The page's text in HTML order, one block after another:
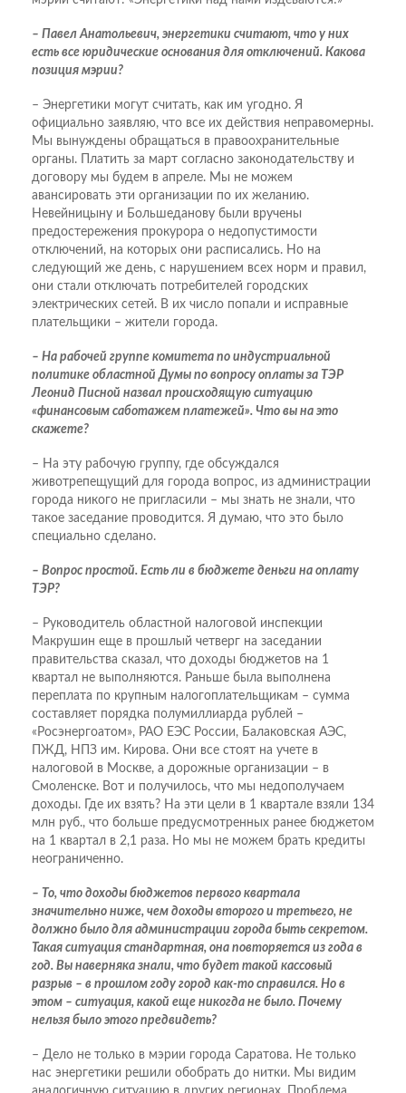
– Павел Анатольевич, энергетики считают, что у них
есть все юридические основания для отключений. Какова
позиция мэрии?
– Энергетики могут считать, как им угодно. Я
официально заявляю, что все их действия неправомерны.
Мы вынуждены обращаться в правоохранительные
органы. Платить за март согласно законодательству и
договору мы будем в апреле. Мы не можем
авансировать эти организации по их желанию.
Невейницыну и Большеданову были вручены
предостережения прокурора о недопустимости
отключений, на которых они расписались. Но на
следующий же день, с нарушением всех норм и правил,
они стали отключать потребителей городских
электрических сетей. В их число попали и исправные
плательщики – жители города.
– На рабочей группе комитета по индустриальной
политике областной Думы по вопросу оплаты за ТЭР
Леонид Писной назвал происходящую ситуацию
«финансовым саботажем платежей». Что вы на это
скажете?
– На эту рабочую группу, где обсуждался
животрепещущий для города вопрос, из администрации
города никого не пригласили – мы знать не знали, что
такое заседание проводится. Я думаю, что это было
специально сделано.
– Вопрос простой. Есть ли в бюджете деньги на оплату
ТЭР?
– Руководитель областной налоговой инспекции
Макрушин еще в прошлый четверг на заседании
правительства сказал, что доходы бюджетов на 1
квартал не выполняются. Раньше была выполнена
переплата по крупным налогоплательщикам – сумма
составляет порядка полумиллиарда рублей –
«Росэнергоатом», РАО ЕЭС России, Балаковская АЭС,
ПЖД, НПЗ им. Кирова. Они все стоят на учете в
налоговой в Москве, а дорожные организации – в
Смоленске. Вот и получилось, что мы недополучаем
доходы. Где их взять? На эти цели в 1 квартале взяли 134
млн руб., что больше предусмотренных ранее бюджетом
на 1 квартал в 2,1 раза. Но мы не можем брать кредиты
неограниченно.
– То, что доходы бюджетов первого квартала
значительно ниже, чем доходы второго и третьего, не
должно было для администрации города быть секретом.
Такая ситуация стандартная, она повторяется из года в
год. Вы наверняка знали, что будет такой кассовый
разрыв – в прошлом году город как-то справился. Но в
этом – ситуация, какой еще никогда не было. Почему
нельзя было этого предвидеть?
– Дело не только в мэрии города Саратова. Не только
нас энергетики решили обобрать до нитки. Мы видим